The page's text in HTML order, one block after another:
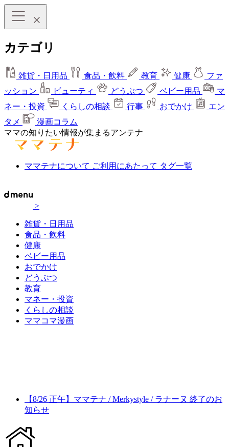
カテゴリ
雑貨・日用品 食品・飲料 教育 健康
ファ
ッション
ビューティ どうぶつ ベビー用品
マ
ネー・投資
くらしの相談 行事 おでかけ
エン
タメ
漫画コラム
ママの知りたい情報が集まるアンテナ
ママテナについて ご利用にあたって タグ一覧
>
雑貨・日用品
食品・飲料
健康
ベビー用品
おでかけ
どうぶつ
教育
マネー・投資
くらしの相談
ママコマ漫画
【8/26 正午】ママテナ / Merkystyle / ラナーヌ 終了のお
知らせ